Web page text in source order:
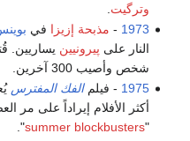
وترگيت
1973
- مذبحة إزيزا في
النار على پيرونيين
شخص وأصيب 300 آخرين.
1975 - فيلمالفك المفترس
أكثر الأفلام إيراداً على مر
"
summer blockbusters
".